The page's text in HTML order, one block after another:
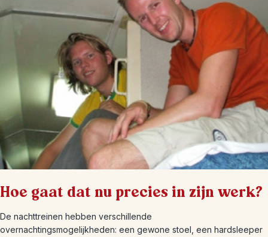
Hoe gaat dat nu precies in zijn werk?
De nachttreinen hebben verschillende
overnachtingsmogelijkheden: een gewone stoel, een hardsleeper